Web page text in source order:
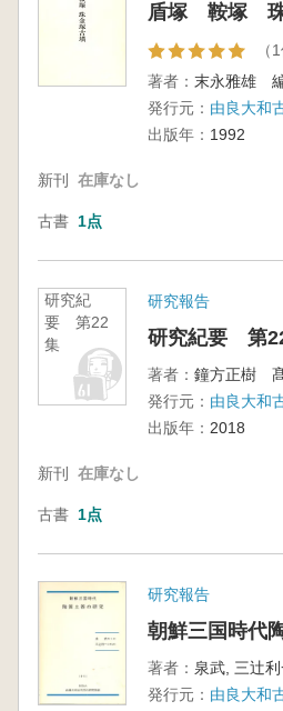
盾塚 鞍塚 珠
（
著者： 末永雅雄
発行元： 由良大和
出版年： 1992
新刊 在庫なし
古書 1点
研究紀
要 第22
集
研究報告
研究紀要 第
著者： 鐘方正樹
発行元： 由良大和
出版年： 2018
新刊 在庫なし
古書 1点
研究報告
朝鮮三国時代
著者： 泉武, 三辻
発行元： 由良大和